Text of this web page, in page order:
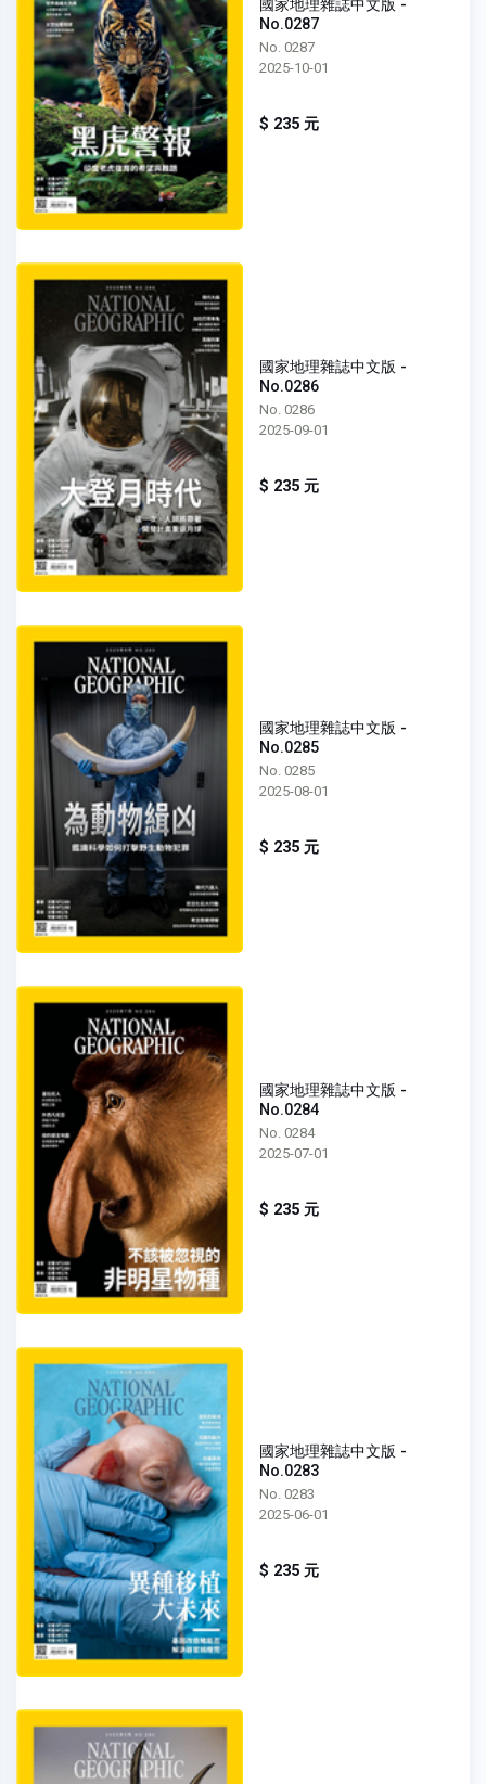
國家地理雜誌中文版 -
No.0287
No. 0287
2025-10-01
$ 235 元
國家地理雜誌中文版 -
No.0286
No. 0286
2025-09-01
$ 235 元
國家地理雜誌中文版 -
No.0285
No. 0285
2025-08-01
$ 235 元
國家地理雜誌中文版 -
No.0284
No. 0284
2025-07-01
$ 235 元
國家地理雜誌中文版 -
No.0283
No. 0283
2025-06-01
$ 235 元